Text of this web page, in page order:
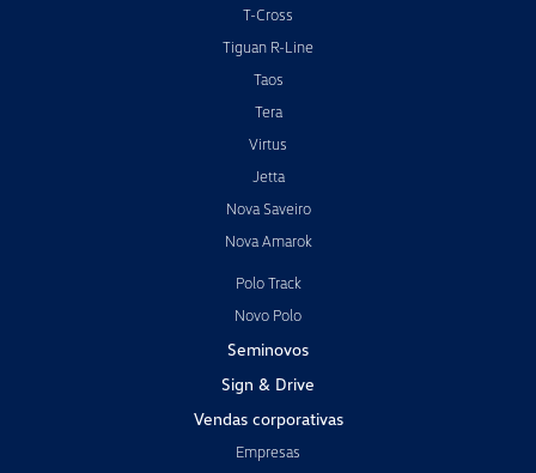
T-Cross
Tiguan R-Line
Taos
Tera
Virtus
Jetta
Nova Saveiro
Nova Amarok
Polo Track
Novo Polo
Seminovos
Sign & Drive
Vendas corporativas
Empresas